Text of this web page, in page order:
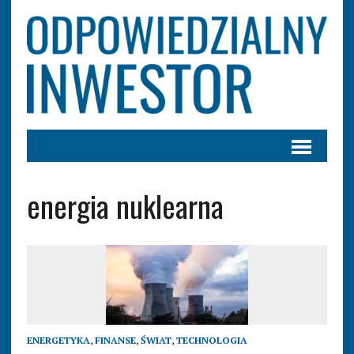
energia nuklearna
ENERGETYKA, FINANSE, ŚWIAT, TECHNOLOGIA